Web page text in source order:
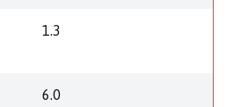
1.3
6.0